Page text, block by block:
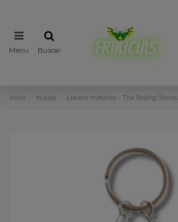
Menu Buscar
Inicio Música Llavero metálico - The Rolling Stones